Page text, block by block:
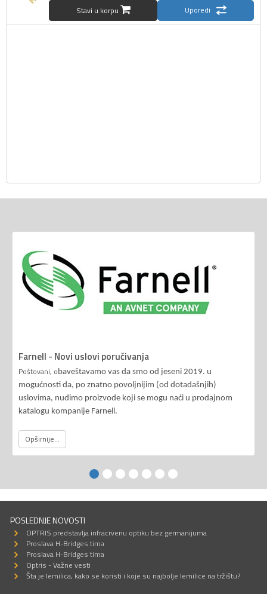
Stavi u korpu Uporedi
Farnell - Novi uslovi poručivanja
Poštovani, obaveštavamo vas da smo od jeseni 2019. u
mogućnosti da, po znatno povoljnijim (od dotadašnjih)
uslovima, nudimo proizvode koji se mogu naći u prodajnom
katalogu kompanije Farnell.
Opširnije...
POSLEDNJE NOVOSTI
OPTRIS predstavlja infracrvenu optiku bez germanijuma
Proslava H-Bridges tima
Proslava H-Bridges tima
Optris - Važne vesti
Šta je lemilica, kako se koristi i koje su najbolje lemilice na tržištu?